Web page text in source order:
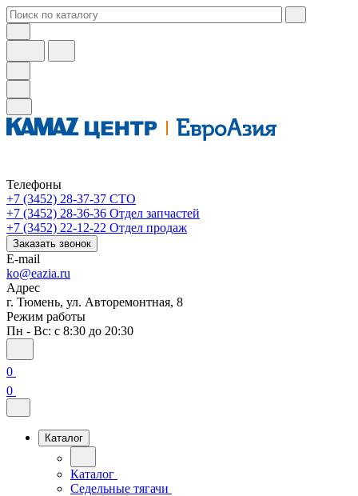
Телефоны
+7 (3452) 28-37-37 СТО
+7 (3452) 28-36-36 Отдел запчастей
+7 (3452) 22-12-22 Отдел продаж
Заказать звонок
E-mail
ko@eazia.ru
Адрес
г. Тюмень, ул. Авторемонтная, 8
Режим работы
Пн - Вс: с 8:30 до 20:30
0
0
Каталог
Каталог
Седельные тягачи